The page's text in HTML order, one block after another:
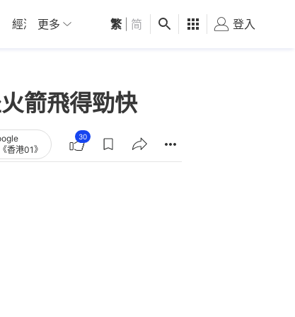
經濟 01深圳 觀點 健康 好食玩飛
更多 繁 简 登入
箭飛得勁快
香港01》
30